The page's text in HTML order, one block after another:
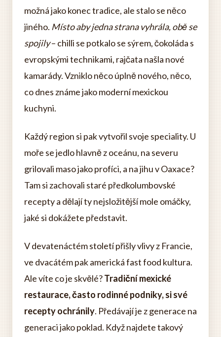
možná jako konec tradice, ale stalo se něco
jiného. Místo aby jedna strana vyhrála, obě se
spojily– chilli se potkalo se sýrem, čokoláda s
evropskými technikami, rajčata našla nové
kamarády. Vzniklo něco úplně nového, něco,
co dnes známe jako moderní mexickou
kuchyni.
Každý region si pak vytvořil svoje speciality. U
moře se jedlo hlavně z oceánu, na severu
grilovali maso jako profíci, a na jihu v Oaxace?
Tam si zachovali staré předkolumbovské
recepty a dělají ty nejsložitější mole omáčky,
jaké si dokážete představit.
V devatenáctém století přišly vlivy z Francie,
ve dvacátém pak americká fast food kultura.
Ale víte co je skvělé?Tradiční mexické
restaurace, často rodinné podniky, si své
recepty ochránily. Předávají je z generace na
generaci jako poklad. Když najdete takový